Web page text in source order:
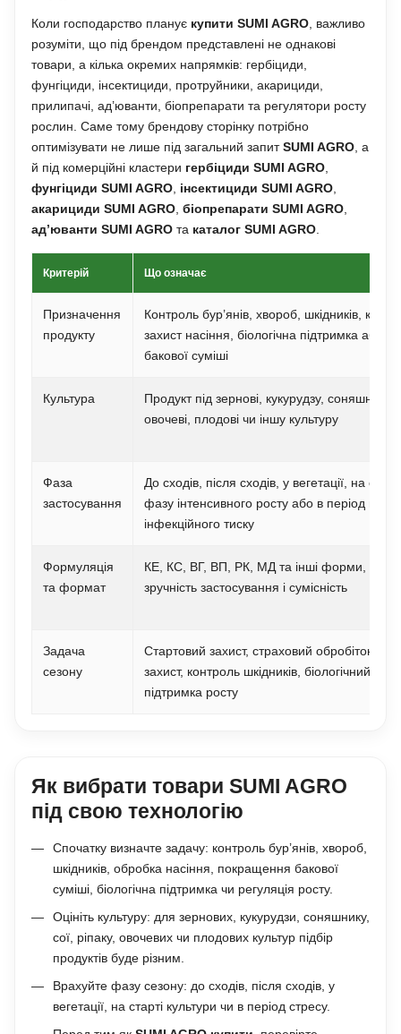
Коли господарство планує купити SUMI AGRO, важливо
розуміти, що під брендом представлені не однакові
товари, а кілька окремих напрямків: гербіциди,
фунгіциди, інсектициди, протруйники, акарициди,
прилипачі, ад’юванти, біопрепарати та регулятори росту
рослин. Саме тому брендову сторінку потрібно
оптимізувати не лише під загальний запитSUMI AGRO, а
й під комерційні кластери гербіциди SUMI AGRO,
фунгіциди SUMI AGRO, інсектициди SUMI AGRO,
акарициди SUMI AGRO, біопрепарати SUMI AGRO,
ад’юванти SUMI AGRO та каталог SUMI AGRO.
Критерій Що означає
Призначення
продукту
Контроль бур’янів, хвороб, шкідників,
захист насіння, біологічна підтримка або
бакової суміші
Культура
Продукт під зернові, кукурудзу, соняшник,
овочеві, плодові чи іншу культуру
Фаза
застосування
До сходів, після сходів, у вегетації, на
фазу інтенсивного росту або в період
інфекційного тиску
Формуляція
та формат
КЕ, КС, ВГ, ВП, РК, МД та інші форми, що
зручність застосування і сумісність
Задача
сезону
Стартовий захист, страховий обробіток,
захист, контроль шкідників, біологічний
підтримка росту
Як вибрати товари SUMI AGRO
під свою технологію
Спочатку визначте задачу: контроль бур’янів, хвороб,
шкідників, обробка насіння, покращення бакової
суміші, біологічна підтримка чи регуляція росту.
Оцініть культуру: для зернових, кукурудзи, соняшнику,
сої, ріпаку, овочевих чи плодових культур підбір
продуктів буде різним.
Врахуйте фазу сезону: до сходів, після сходів, у
вегетації, на старті культури чи в період стресу.